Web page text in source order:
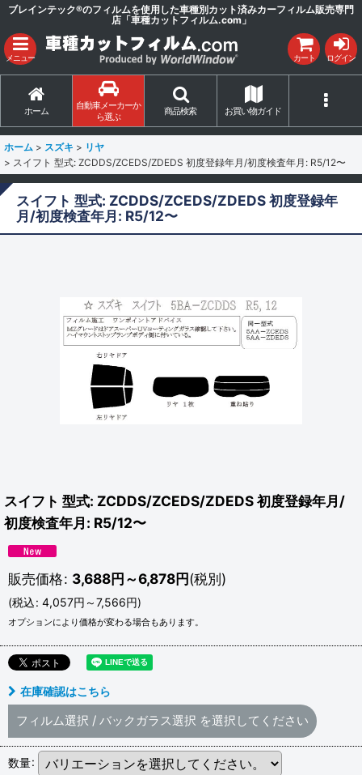
ブレインテック®のフィルムを使用した車種別カット済みカーフィルム販売専門
店「車種カットフィルム.com」
メニュー カート ログイン
ホーム
自動車メーカーか
ら選ぶ
商品検索 お買い物ガイド
ホーム > スズキ > リヤ
> スイフト 型式: ZCDDS/ZCEDS/ZDEDS 初度登録年月/初度検査年月: R5/12〜
スイフト 型式: ZCDDS/ZCEDS/ZDEDS 初度登録年
月/初度検査年月: R5/12〜
スイフト 型式: ZCDDS/ZCEDS/ZDEDS 初度登録年月/
初度検査年月: R5/12〜
販売価格: 3,688円～6,878円(税別)
(税込: 4,057円 ～7,566円)
オプションにより価格が変わる場合もあります。
在庫確認はこちら
フィルム選択 / バックガラス選択 を選択してください
数量: